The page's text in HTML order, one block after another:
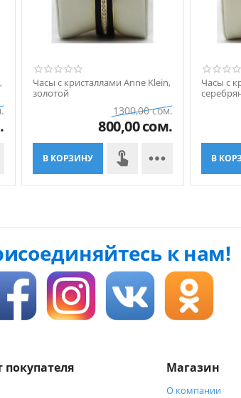
Часы с кристаллами Anne Klein,
золотой
1300,00 сом.
800,00сом.
В КОРЗИНУ 
Часы с
В
к нам!
покупателя Магазин
О компании